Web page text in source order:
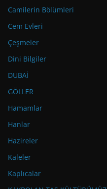
Camilerin Bölümleri
Cem Evleri
Çeşmeler
Dini Bilgiler
DUBAİ
GÖLLER
Hamamlar
Hanlar
Hazireler
Kaleler
Kaplıcalar